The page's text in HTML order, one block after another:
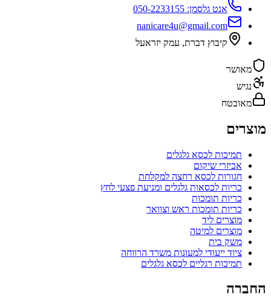
אנט גלסמן:050-2233155
nanicare4u@gmail.com
קיבוץ דברת,עמק יזראעל
מאושר
נגיש
מאובטח
מוצרים
תמיכות לכסא גלגלים
אביזרי שיקום
חגורות לכסא רחצה למקלחת
כריות לכסאות גלגלים ומניעת פצעי לחץ
כריות תומכות
כריות תומכות ראש וצוואר
מוצרים ליד
מוצרים למיטה
משק בית
ציוד ייעודי למעונות משרד הרווחה
תמיכות רגליים לכסא גלגלים
החברה